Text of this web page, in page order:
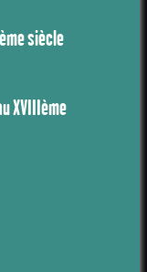
siècle
XVIIIème